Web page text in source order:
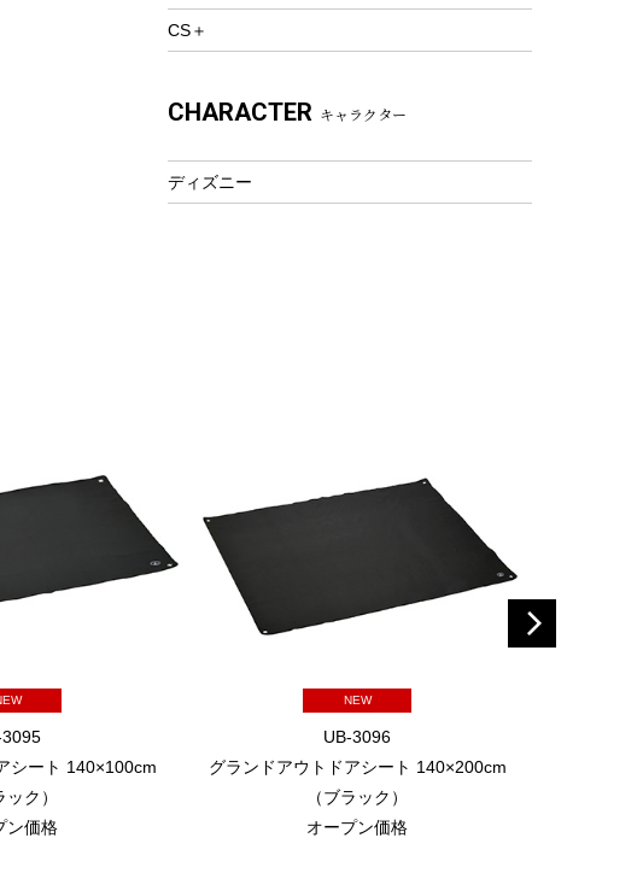
ウェルネス
フィットネス
アクセサリー
CS＋
CHARACTER キャラクター
ディズニー
3095
シート 140×100cm
ック）
ン価格
NEW
UB-3096
グランドアウトドアシート 140×200cm
（ブラック）
オープン価格